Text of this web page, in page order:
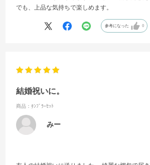
でも、上品な気持ちで楽しめます。
参考になった 0
結婚祝いに。
商品：ﾀﾝﾌﾞﾗｰｾｯﾄ
みー